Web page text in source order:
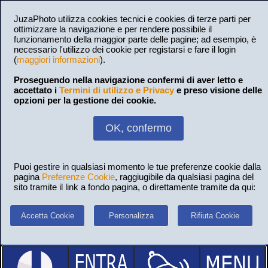
JuzaPhoto utilizza cookies tecnici e cookies di terze parti per
ottimizzare la navigazione e per rendere possibile il
funzionamento della maggior parte delle pagine; ad esempio, è
necessario l'utilizzo dei cookie per registarsi e fare il login
(maggiori informazioni).
Proseguendo nella navigazione confermi di aver letto e
accettato i Termini di utilizzo e Privacy e preso visione delle
opzioni per la gestione dei cookie.
OK, confermo
Puoi gestire in qualsiasi momento le tue preferenze cookie dalla
pagina Preferenze Cookie, raggiugibile da qualsiasi pagina del
sito tramite il link a fondo pagina, o direttamente tramite da qui:
Accetta Cookie Personalizza Rifiuta Cookie